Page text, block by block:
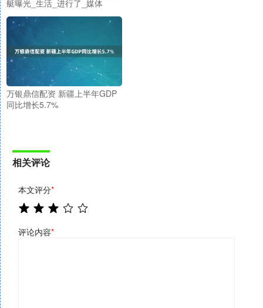
艇曝光_生活_进行了_媒体
万银鼎信配资 新疆上半年GDP
同比增长5.7%
相关评论
本文评分*
评论内容*